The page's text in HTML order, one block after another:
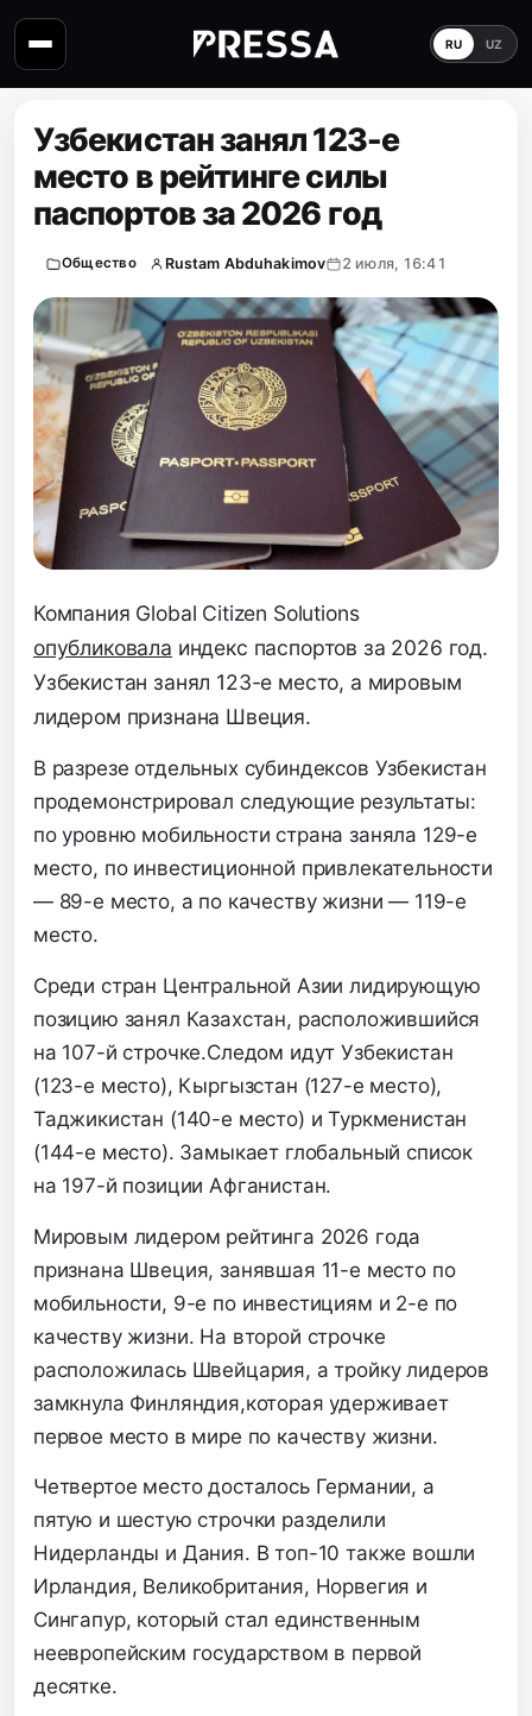
RU UZ
Узбекистан занял 123-е
место в рейтинге силы
паспортов за 2026 год
Общество Rustam Abduhakimov 2 июля, 16:41
Компания Global Citizen Solutions
опубликовала индекс паспортов за 2026 год.
Узбекистан занял 123-е место, а мировым
лидером признана Швеция.
В разрезе отдельных субиндексов Узбекистан
продемонстрировал следующие результаты:
по уровню мобильности страна заняла 129-е
место, по инвестиционной привлекательности
— 89-е место, а по качеству жизни — 119-е
место.
Среди стран Центральной Азии лидирующую
позицию занял Казахстан, расположившийся
на 107-й строчке.Следом идут Узбекистан
(123-е место), Кыргызстан (127-е место),
Таджикистан (140-е место) и Туркменистан
(144-е место). Замыкает глобальный список
на 197-й позиции Афганистан.
Мировым лидером рейтинга 2026 года
признана Швеция, занявшая 11-е место по
мобильности, 9-е по инвестициям и 2-е по
качеству жизни. На второй строчке
расположилась Швейцария, а тройку лидеров
замкнула Финляндия,которая удерживает
первое место в мире по качеству жизни.
Четвертое место досталось Германии, а
пятую и шестую строчки разделили
Нидерланды и Дания. В топ-10 также вошли
Ирландия, Великобритания, Норвегия и
Сингапур, который стал единственным
неевропейским государством в первой
десятке.